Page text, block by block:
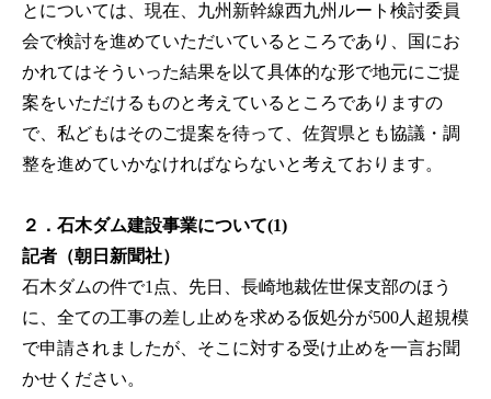
とについては、現在、九州新幹線西九州ルート検討委員
会で検討を進めていただいているところであり、国にお
かれてはそういった結果を以て具体的な形で地元にご提
案をいただけるものと考えているところでありますの
で、私どもはそのご提案を待って、佐賀県とも協議・調
整を進めていかなければならないと考えております。
２．石木ダム建設事業について(1)
記者（朝日新聞社）
石木ダムの件で1点、先日、長崎地裁佐世保支部のほう
に、全ての工事の差し止めを求める仮処分が500人超規模
で申請されましたが、そこに対する受け止めを一言お聞
かせください。